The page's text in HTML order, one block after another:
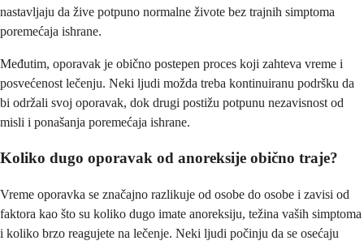
nastavljaju da žive potpuno normalne živote bez trajnih simptoma
poremećaja ishrane.
Međutim, oporavak je obično postepen proces koji zahteva vreme i
posvećenost lečenju. Neki ljudi možda treba kontinuiranu podršku da
bi održali svoj oporavak, dok drugi postižu potpunu nezavisnost od
misli i ponašanja poremećaja ishrane.
Koliko dugo oporavak od anoreksije obično traje?
Vreme oporavka se značajno razlikuje od osobe do osobe i zavisi od
faktora kao što su koliko dugo imate anoreksiju, težina vaših simptoma
i koliko brzo reagujete na lečenje. Neki ljudi počinju da se osećaju